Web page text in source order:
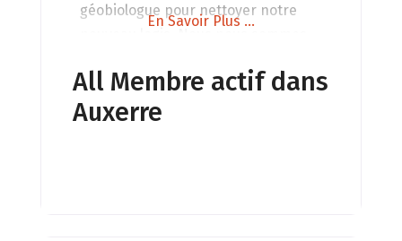
géobiologue pour nettoyer notre
2022, elle s’étant orientée ensuite
vers la kinésiologie en tant que
En Savoir Plus ...
All Membre actif dans
Auxerre